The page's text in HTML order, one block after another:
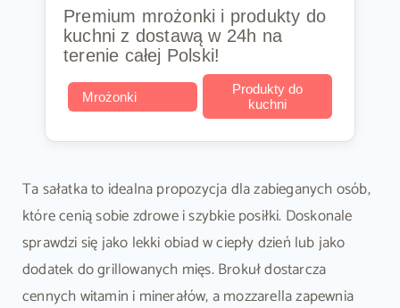
Premium mrożonki i produkty do
kuchni z dostawą w 24h na
terenie całej Polski!
Mrożonki
Produkty do
kuchni
Ta sałatka to idealna propozycja dla zabieganych osób,
które cenią sobie zdrowe i szybkie posiłki. Doskonale
sprawdzi się jako lekki obiad w ciepły dzień lub jako
dodatek do grillowanych mięs. Brokuł dostarcza
cennych witamin i minerałów, a mozzarella zapewnia